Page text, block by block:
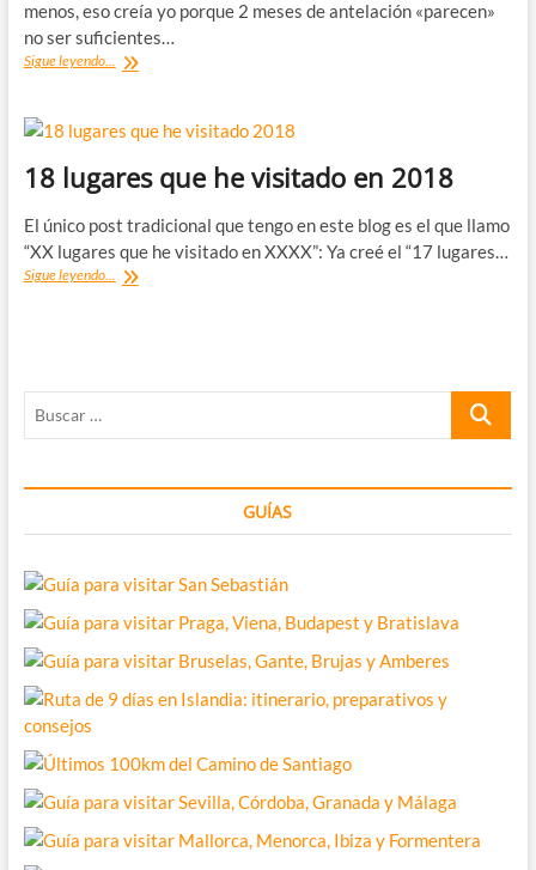
menos, eso creía yo porque 2 meses de antelación «parecen»
no ser suficientes…
Sigue leyendo...
¿Dónde
en
en
Navidad
18 lugares que he visitado en 2018
El único post tradicional que tengo en este blog es el que llamo
“XX lugares que he visitado en XXXX”: Ya creé el “17 lugares…
Sigue leyendo...
18
Buscar
GUÍAS